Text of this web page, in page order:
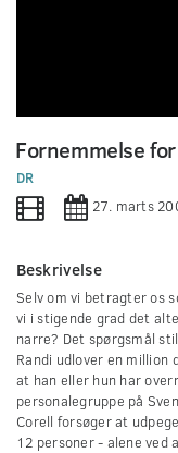
seconds
of
0
seconds
Fornemmelse
DR
27. marts
Beskrivelse
Selv om vi betragter os
vi i stigende grad det
narre? Det spørgsmål
Randi udlover en million
at han eller hun har
personalegruppe på
Corell forsøger at
12 personer - alene